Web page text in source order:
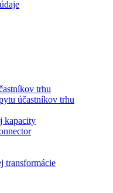
trhu
účastníkov trhu
kapacity
transformácie